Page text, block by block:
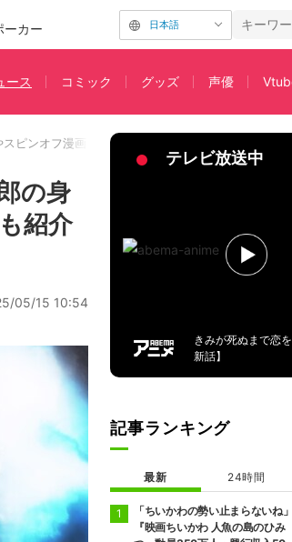
ーカー 日本語
ース コミック グッズ 声優
ピンオフ漫画も紹介
の身
紹介
05/15 10:54
テレビ放送中
きみが死ぬまで恋
新話】
記事ランキング
最新 24時間
「ちいかわの勢い止まらないね」
『映画ちいかわ 人魚の島のひみ